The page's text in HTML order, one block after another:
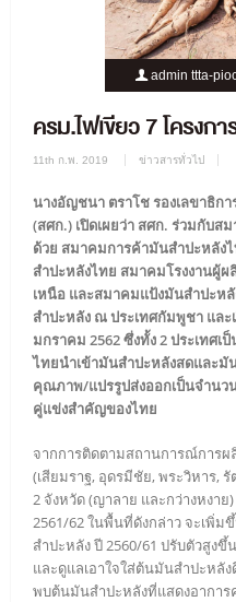
admin ttta-
ครม.ไฟเขียว 7 โครงก
11th ก.พ. 2019 ข่าวสารทั่วไป
นางอัญชนา ตราโช รองเลขาธิก
(สศก.) เปิดเผยว่า สศก. ร่วมกับ
ด้วย สมาคมการค้ามันสำปะหลั
สำปะหลังไทย สมาคมโรงงานผู้
เหนือ และสมาคมแป้งมันสำปะห
สำปะหลัง ณ ประเทศกัมพูชา และ
มกราคม 2562 ซึ่งทั้ง 2 ประเทศ
ไทยนำเข้ามันสำปะหลังสดและมั
คุณภาพ/แปรรูปส่งออกเป็นจำนว
คู่แข่งสำคัญของไทย
จากการติดตามสถานการณ์การ
(เสียมราฐ, อุดรมีชัย, พระวิหาร,
2 จังหวัด (ญาลาย และกว่างหงา
2561/62 ในพื้นที่ดังกล่าว จะเพิ่
สำปะหลัง ปี 2560/61 ปรับตัวสูง
และดูแลเอาใจใส่ต้นมันสำปะหลั
พบต้นมันสำปะหลังที่แสดงอาการ